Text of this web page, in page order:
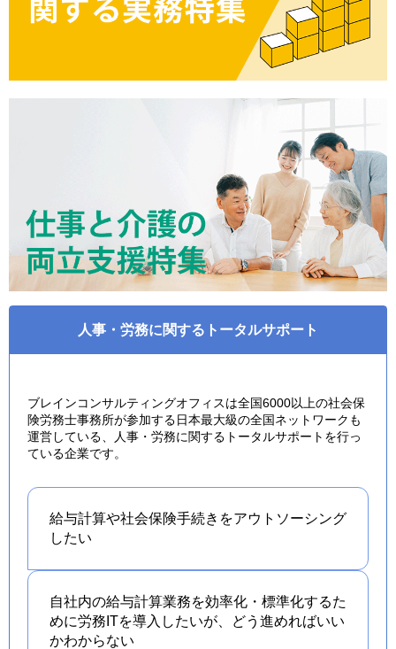
人事・労務に関するトータルサポート
ブレインコンサルティングオフィスは全国6000以上の社会保
険労務士事務所が参加する日本最大級の全国ネットワークも
運営している、人事・労務に関するトータルサポートを行っ
ている企業です。
給与計算や社会保険手続きをアウトソーシング
したい
自社内の給与計算業務を効率化・標準化するた
めに労務ITを導入したいが、どう進めればいい
かわからない